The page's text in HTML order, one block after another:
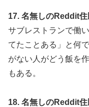
17. 名無しのReddit住
サブレストランで働
てたことある」と何
がない人がどう飯を
もある。
18. 名無しのReddit住